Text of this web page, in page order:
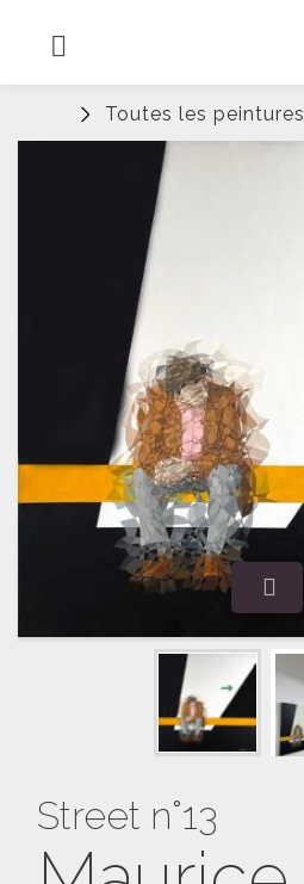
MENU
Toutes les peintures
Street n°13